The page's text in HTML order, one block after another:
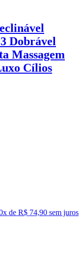
Dobrável
Massagem
Cílios
x de R$ 74,90 sem juros